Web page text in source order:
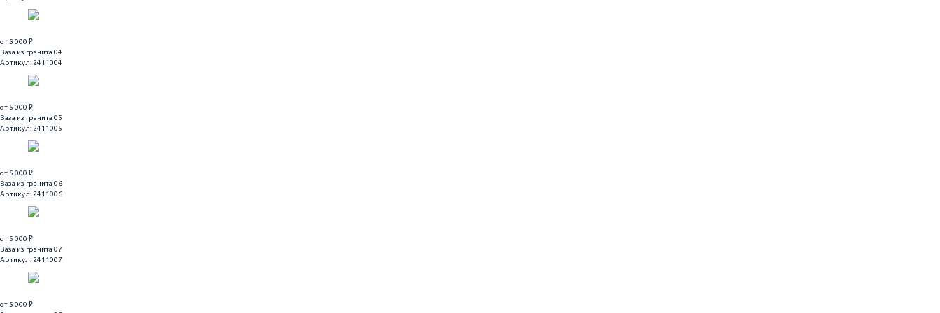
от 5 000 ₽
Ваза из гранита 04
Артикул: 2411004
от 5 000 ₽
Ваза из гранита 05
Артикул: 2411005
от 5 000 ₽
Ваза из гранита 06
Артикул: 2411006
от 5 000 ₽
Ваза из гранита 07
Артикул: 2411007
от 5 000 ₽